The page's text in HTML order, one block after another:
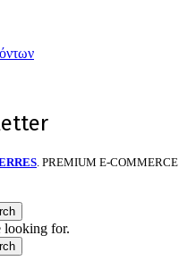
. PREMIUM E-COMMERCE
looking for.